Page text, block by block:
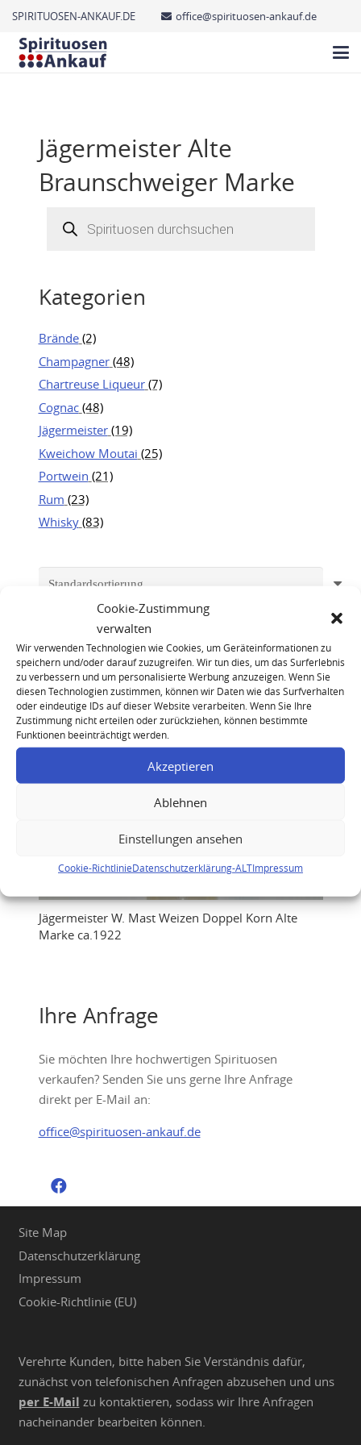
Cookie-Zustimmung
verwalten
Wir verwenden Technologien wie Cookies, um Geräteinformationen zu
speichern und/oder darauf zuzugreifen. Wir tun dies, um das Surferlebnis
zu verbessern und um personalisierte Werbung anzuzeigen. Wenn Sie
diesen Technologien zustimmen, können wir Daten wie das Surfverhalten
oder eindeutige IDs auf dieser Website verarbeiten. Wenn Sie Ihre
Zustimmung nicht erteilen oder zurückziehen, können bestimmte
Funktionen beeinträchtigt werden.
Akzeptieren
Ablehnen
Einstellungen ansehen
Cookie-RichtlinieDatenschutzerklärung-ALTImpressum
SPIRITUOSEN-ANKAUF.DE office@spirituosen-ankauf.de
Jägermeister Alte
Braunschweiger Marke
search
Kategorien
Brände (2)
Champagner (48)
Chartreuse Liqueur (7)
Cognac (48)
Jägermeister (19)
Kweichow Moutai (25)
Portwein (21)
Rum (23)
Whisky (83)
Jägermeister W. Mast Weizen Doppel Korn Alte
Marke ca.1922
Ihre Anfrage
Sie möchten Ihre hochwertigen Spirituosen
verkaufen? Senden Sie uns gerne Ihre Anfrage
direkt per E-Mail an:
office@spirituosen-ankauf.de
Site Map
Datenschutzerklärung
Impressum
Cookie-Richtlinie (EU)
Verehrte Kunden, bitte haben Sie Verständnis dafür,
zunächst von telefonischen Anfragen abzusehen und uns
per E-Mail zu kontaktieren, sodass wir Ihre Anfragen
nacheinander bearbeiten können.